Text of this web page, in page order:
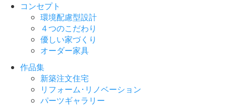
コンセプト
環境配慮型設計
４つのこだわり
優しい家づくり
オーダー家具
作品集
新築注文住宅
リフォーム･リノベーション
パーツギャラリー